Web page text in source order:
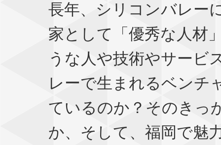
長年、シリコンバレー
家として「優秀な人材
うな人や技術やサービ
レーで生まれるベンチ
ているのか？そのきっ
か、そして、福岡で魅